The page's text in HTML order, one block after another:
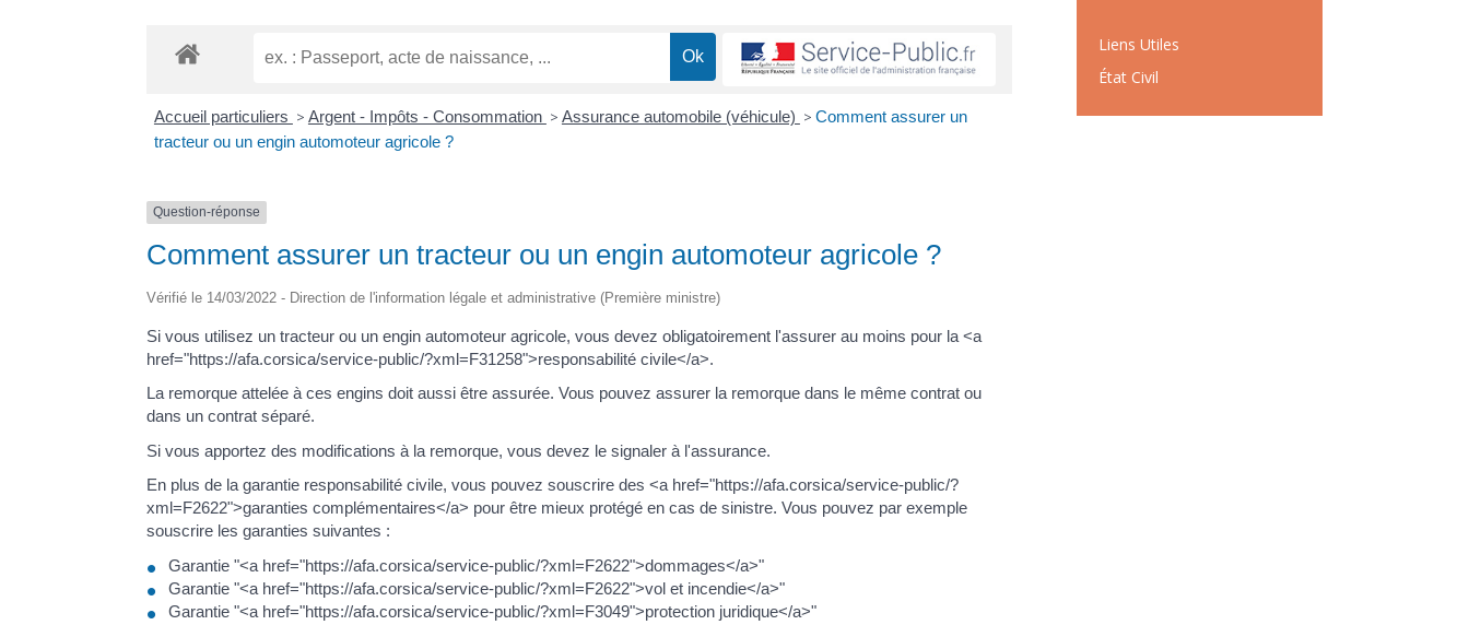
Accueil particuliers > Argent - Impôts - Consommation > Assurance automobile (véhicule) > Comment assurer un
tracteur ou un engin automoteur agricole ?
Question-réponse
Comment assurer un tracteur ou un engin automoteur agricole ?
Vérifié le 14/03/2022 - Direction de l'information légale et administrative (Première ministre)
Si vous utilisez un tracteur ou un engin automoteur agricole, vous devez obligatoirement l'assurer au moins pour la <a
href="https://afa.corsica/service-public/?xml=F31258">responsabilité civile</a>.
La remorque attelée à ces engins doit aussi être assurée. Vous pouvez assurer la remorque dans le même contrat ou
dans un contrat séparé.
Si vous apportez des modifications à la remorque, vous devez le signaler à l'assurance.
En plus de la garantie responsabilité civile, vous pouvez souscrire des <a href="https://afa.corsica/service-public/?
xml=F2622">garanties complémentaires</a> pour être mieux protégé en cas de sinistre. Vous pouvez par exemple
souscrire les garanties suivantes :
Garantie "<a href="https://afa.corsica/service-public/?xml=F2622">dommages</a>"
Garantie "<a href="https://afa.corsica/service-public/?xml=F2622">vol et incendie</a>"
Garantie "<a href="https://afa.corsica/service-public/?xml=F3049">protection juridique</a>"
Liens Utiles
État Civil